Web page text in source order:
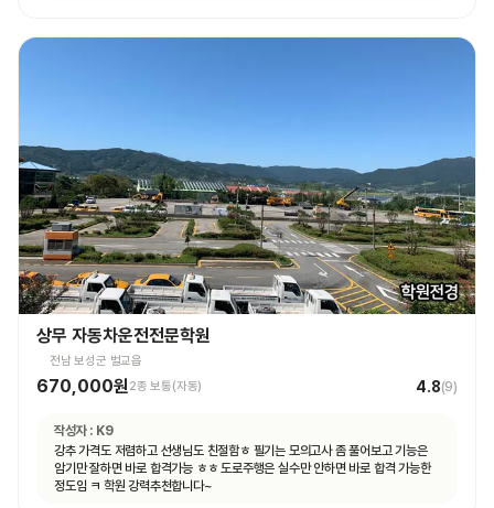
상무 자동차운전전문학원
전남 보성군 벌교읍
670,000원2종 보통(자동) 4.8(9)
작성자 : K9
강추 가격도 저렴하고 선생님도 친절함ㅎ 필기는 모의고사 좀 풀어보고 기능은
암기만 잘하면 바로 합격가능 ㅎㅎ 도로주행은 실수만 안하면 바로 합격 가능한
정도임 ㅋ 학원 강력추천합니다~